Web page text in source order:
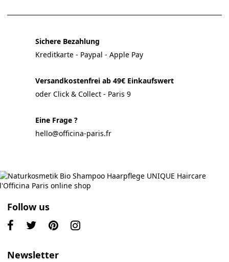
Sichere Bezahlung
Kreditkarte - Paypal - Apple Pay
Versandkostenfrei ab 49€ Einkaufswert
oder Click & Collect - Paris 9
Eine Frage ?
hello@officina-paris.fr
Follow us
Newsletter